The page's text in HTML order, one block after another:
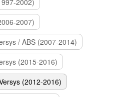
2002)
2007)
/ ABS (2007-2014)
(2015-2016)
(2012-2016)